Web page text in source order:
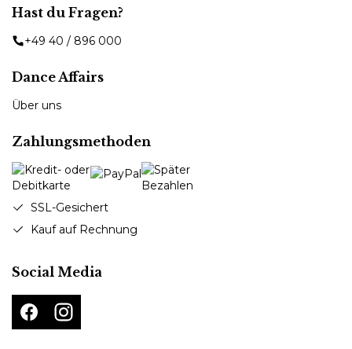
Hast du Fragen?
+49 40 / 896 000
Dance Affairs
Über uns
Zahlungsmethoden
SSL-Gesichert
Kauf auf Rechnung
Social Media